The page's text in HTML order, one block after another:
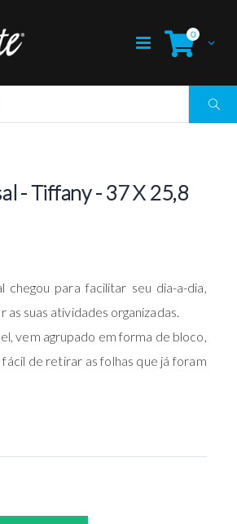
0
- Tiffany - 37 X 25,8
chegou para facilitar seu dia-a-dia,
as suas atividades organizadas.
vem agrupado em forma de bloco,
fácil de retirar as folhas que já foram